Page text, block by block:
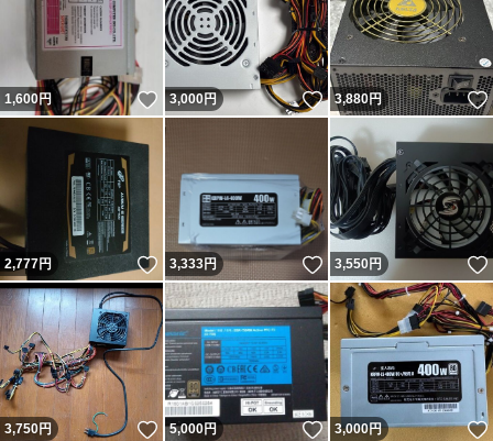
1,600円 いいね！
3,000円 いいね！
3,880円
2,777円 いいね！
3,333円 いいね！
3,550円
3,750円 いいね！
5,000円 いいね！
3,000円